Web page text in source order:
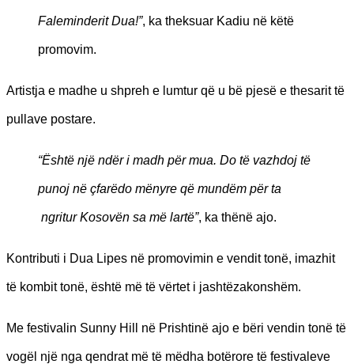
Faleminderit Dua!”, ka theksuar Kadiu në këtë
promovim.
Artistja e madhe u shpreh e lumtur që u bë pjesë e thesarit të
pullave postare.
“Është një ndër i madh për mua. Do të vazhdoj të
punoj në çfarëdo mënyre që mundëm për ta
ngritur Kosovën sa më lartë”, ka thënë ajo.
Kontributi i Dua Lipes në promovimin e vendit tonë, imazhit
të kombit tonë, është më të vërtet i jashtëzakonshëm.
Me festivalin Sunny Hill në Prishtinë ajo e bëri vendin tonë të
vogël një nga qendrat më të mëdha botërore të festivaleve